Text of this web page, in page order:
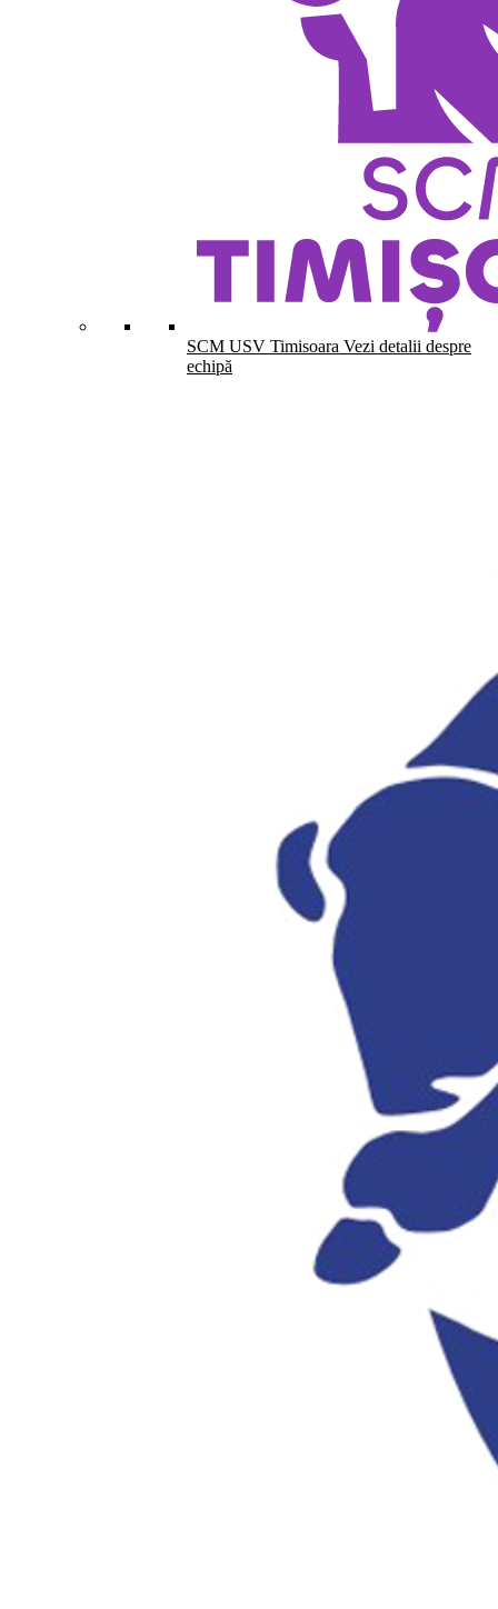
SCM USV Timisoara Vezi detalii despre
echipă